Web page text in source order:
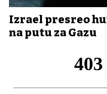
Izrael presreo
na putu za Gazu